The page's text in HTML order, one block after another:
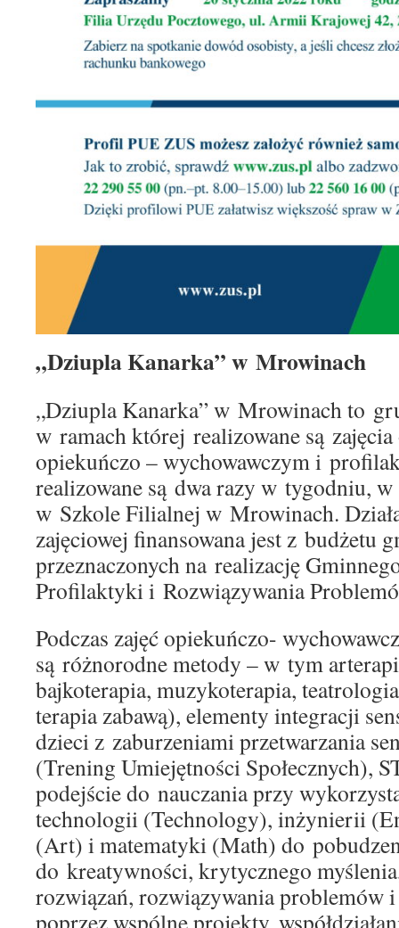
„Dziupla Kanarka” w Mrowinach
„Dziupla Kanarka” w Mrowinach to
w ramach której realizowane są
opiekuńczo – wychowawczym i
realizowane są dwa razy w tygodniu,
w Szkole Filialnej w Mrowinach.
zajęciowej finansowana jest z budżetu
przeznaczonych na realizację
Profilaktyki i Rozwiązywania
Podczas zajęć opiekuńczo-
są różnorodne metody – w tym
bajkoterapia, muzykoterapia,
terapia zabawą), elementy integracji
dzieci z zaburzeniami przetwarzania
(Trening Umiejętności Społecznych),
podejście do nauczania przy
technologii (Technology), inżynierii
(Art) i matematyki (Math) do
do kreatywności, krytycznego
rozwiązań, rozwiązywania problemów
poprzez wspólne projekty,